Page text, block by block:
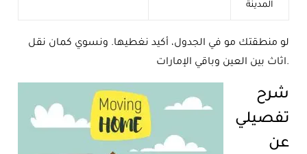
المدينة
لو منطقتك مو في الجدول، أكيد نغطيها. ونسوي كمان نقل
اثاث بين العين وباقي الإمارات.
شرح
تفصيلي
عن